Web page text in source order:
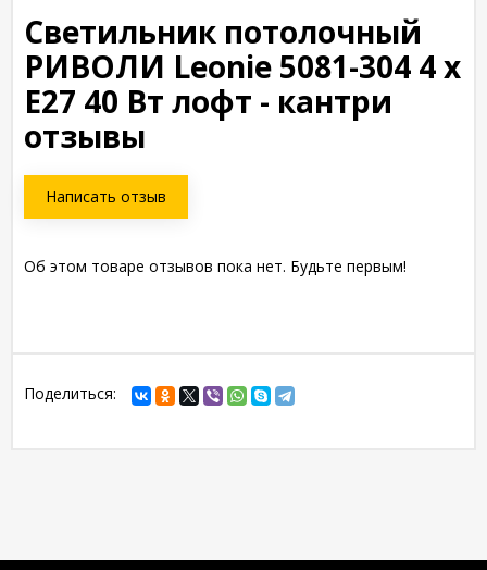
Светильник потолочный
РИВОЛИ Leonie 5081-304 4 х
Е27 40 Вт лофт - кантри
отзывы
Написать отзыв
Об этом товаре отзывов пока нет. Будьте первым!
Поделиться: